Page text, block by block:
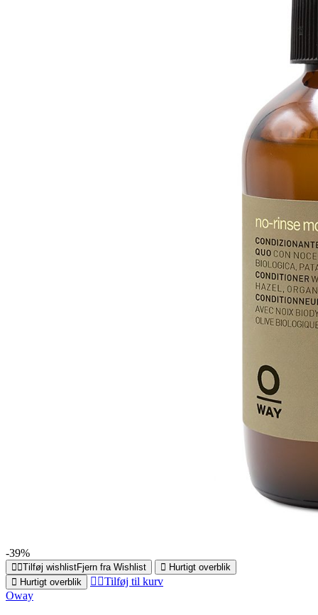
-39%
Tilføj wishlistFjern fra Wishlist
Hurtigt overblik
Hurtigt overblik
Tilføj til kurv
Oway